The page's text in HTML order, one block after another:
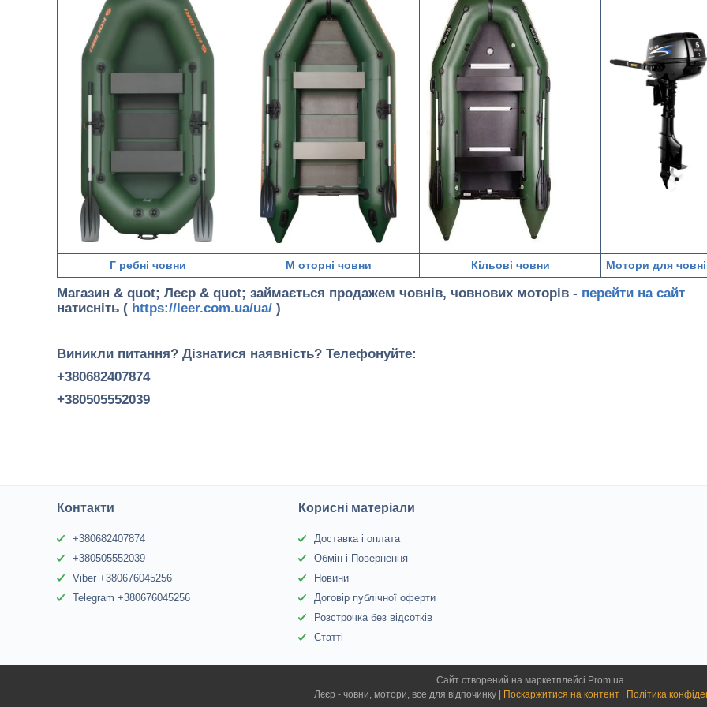
Г ребні човни М оторні човни Кільові човни Мотори для
Магазин & quot; Леєр & quot; займається продажем човнів, човнових моторів - перейти на сайт
натисніть ( https://leer.com.ua/ua/ )
Виникли питання? Дізнатися наявність? Телефонуйте:
+380682407874
+380505552039
Контакти
+380682407874
+380505552039
Viber +380676045256
Telegram +380676045256
Корисні матеріали
Доставка і оплата
Обмін і Повернення
Новини
Договір публічної оферти
Розстрочка без відсотків
Статті
Сайт створений на маркетплейсі Prom.ua
Поскаржитися на контент Політика